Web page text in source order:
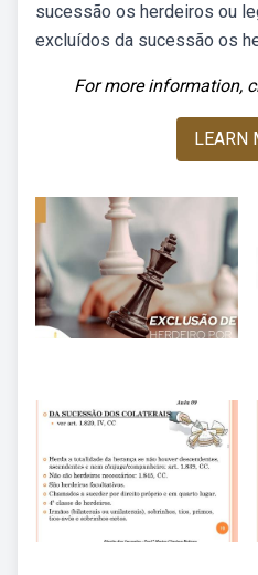
sucessão os herdeiros ou
excluídos da sucessão os
For more information,
LEARN